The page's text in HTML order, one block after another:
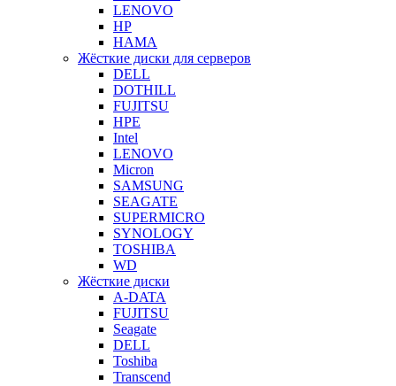
LENOVO
HP
HAMA
Жёсткие диски для серверов
DELL
DOTHILL
FUJITSU
HPE
Intel
LENOVO
Micron
SAMSUNG
SEAGATE
SUPERMICRO
SYNOLOGY
TOSHIBA
WD
Жёсткие диски
A-DATA
FUJITSU
Seagate
DELL
Toshiba
Transcend